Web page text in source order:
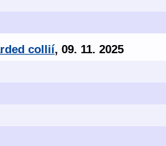
collií, 09. 11. 2025